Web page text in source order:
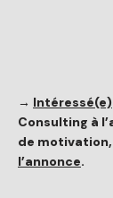
→ Intéressé(e)
Consulting à
de
l’annonce.